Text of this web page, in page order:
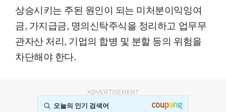
상승시키는 주된 원인이 되는 미처분이익잉여
금, 가지급금, 명의신탁주식을 정리하고 업무무
관자산 처리, 기업의 합병 및 분할 등의 위험을
차단해야 한다.
ADVERTISEMENT